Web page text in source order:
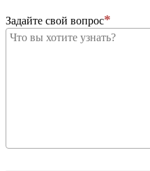
Задайте свой вопрос